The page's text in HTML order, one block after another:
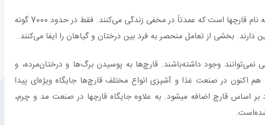
قارچها است که عمدتاً در مخفی زندگی می‌کنند. فقط در حدود 7000 گونه
بخشی از تعامل منحصر به فرد بین درختان و گیاهان را ایفا می‌کنند.
نمی‌توانند وجود داشته‌باشند. قارچ‌ها به پوسیدن برگ‌ها و درختان‌مرده، و
اکنون در صنعت غذا و آشپزی انواع مختلف قارچ‌ها جایگاه ویژه‌ای پیدا
اساس قارچ اضافه میشود. به علاوه جایگاه قارچها در صنعت مد و چرم،